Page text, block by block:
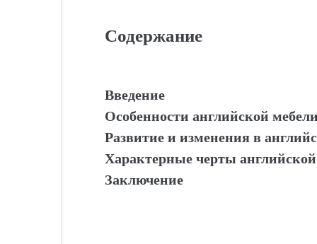
Содержание
Введение
Особенности английской
Развитие и изменения в
Характерные черты
Заключение